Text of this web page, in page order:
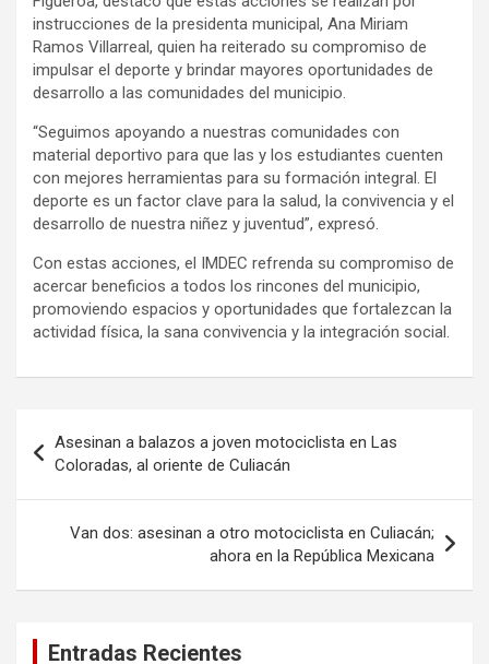
instrucciones de la presidenta municipal, Ana Miriam
Ramos Villarreal, quien ha reiterado su compromiso de
impulsar el deporte y brindar mayores oportunidades de
desarrollo a las comunidades del municipio.
“Seguimos apoyando a nuestras comunidades con
material deportivo para que las y los estudiantes cuenten
con mejores herramientas para su formación integral. El
deporte es un factor clave para la salud, la convivencia y el
desarrollo de nuestra niñez y juventud”, expresó.
Con estas acciones, el IMDEC refrenda su compromiso de
acercar beneficios a todos los rincones del municipio,
promoviendo espacios y oportunidades que fortalezcan la
actividad física, la sana convivencia y la integración social.
de
entradas
Asesinan a balazos a joven motociclista en Las
Coloradas, al oriente de Culiacán
Van dos: asesinan a otro motociclista en Culiacán;
ahora en la República Mexicana
Entradas Recientes